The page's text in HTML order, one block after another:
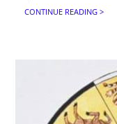
CONTINUE READING >